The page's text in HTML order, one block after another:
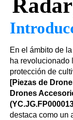
En el ámbito de
ha revolucionado
protección de
[Piezas de
Drones
destaca como un